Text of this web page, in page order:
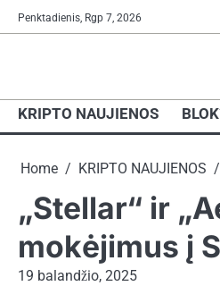
Skip
to
Penktadienis, Rgp 7, 2026
KRIPTO NAUJIENOS
Home KRIPTO NAUJIENOS
„Stellar“ ir
mokėjimus į
19 balandžio, 2025